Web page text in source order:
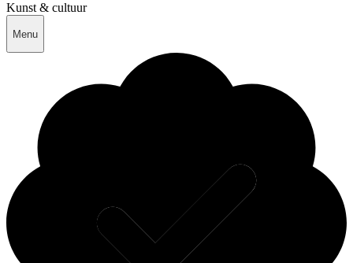
Kunst & cultuur
Menu